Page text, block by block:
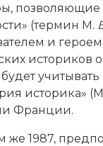
позволяющие
(термин М.
и героем
историков
историка»
Франции.
1987,